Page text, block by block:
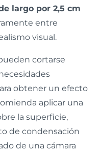
largo por 2,5 cm
entre
visual.
cortarse
obtener un efecto
aplicar una
la superficie,
de condensación
de una cámara